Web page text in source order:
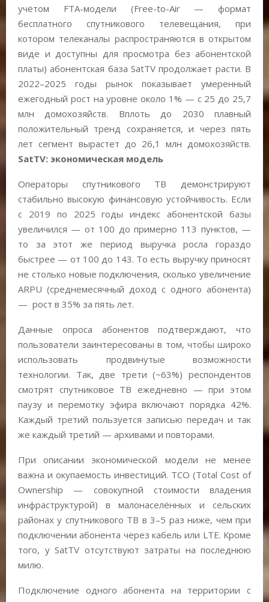
учётом FTA-модели (Free-to-Air — формат
бесплатного спутникового телевещания, при
котором телеканалы распространяются в открытом
виде и доступны для просмотра без абонентской
платы) абонентская база SatTV продолжает расти. В
2022–2025 годы рынок показывает умеренный
ежегодный рост на уровне около 1% — с 25 до 25,7
млн домохозяйств. Вплоть до 2030 плавный
положительный тренд сохраняется, и через пять
лет сегмент вырастет до 26,1 млн домохозяйств.
SatTV: экономическая модель
Операторы спутникового ТВ демонстрируют
стабильно высокую финансовую устойчивость. Если
с 2019 по 2025 годы индекс абонентской базы
увеличился — от 100 до примерно 113 пунктов, —
то за этот же период выручка росла гораздо
быстрее — от 100 до 143. То есть выручку приносят
не столько новые подключения, сколько увеличение
ARPU (среднемесячный доход с одного абонента)
— рост в 35% за пять лет.
Данные опроса абонентов подтверждают, что
пользователи заинтересованы в том, чтобы широко
использовать продвинутые возможности
технологии. Так, две трети (~63%) респондентов
смотрят спутниковое ТВ ежедневно — при этом
паузу и перемотку эфира включают порядка 42%.
Каждый третий пользуется записью передач и так
же каждый третий — архивами и повторами.
При описании экономической модели не менее
важна и окупаемость инвестиций. TCO (Total Cost of
Ownership — совокупной стоимости владения
инфраструктурой) в малонаселённых и сельских
районах у спутникового ТВ в 3–5 раз ниже, чем при
подключении абонента через кабель или LTE. Кроме
того, у SatTV отсутствуют затраты на последнюю
милю.
Подключение одного абонента на территории с